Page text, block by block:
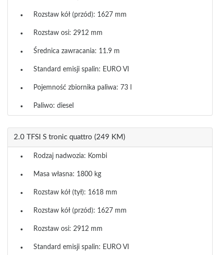
Rozstaw kół (przód): 1627 mm
Rozstaw osi: 2912 mm
Średnica zawracania: 11.9 m
Standard emisji spalin: EURO VI
Pojemność zbiornika paliwa: 73 l
Paliwo: diesel
2.0 TFSI S tronic quattro (249 KM)
Rodzaj nadwozia: Kombi
Masa własna: 1800 kg
Rozstaw kół (tył): 1618 mm
Rozstaw kół (przód): 1627 mm
Rozstaw osi: 2912 mm
Standard emisji spalin: EURO VI